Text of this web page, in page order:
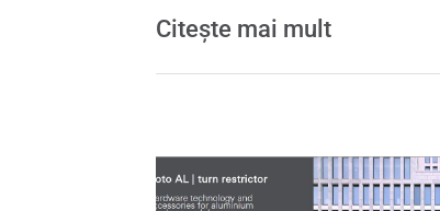
Citește mai mult